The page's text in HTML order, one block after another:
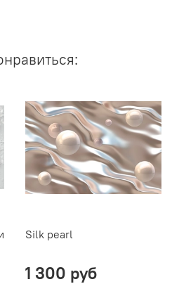
Silk pearl
1 300 руб